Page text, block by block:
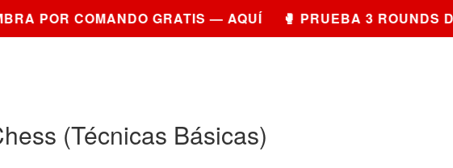
COMANDO GRATIS — AQUÍ 🥊 PRUEBA 3 ROUNDS DE
(Técnicas Básicas)